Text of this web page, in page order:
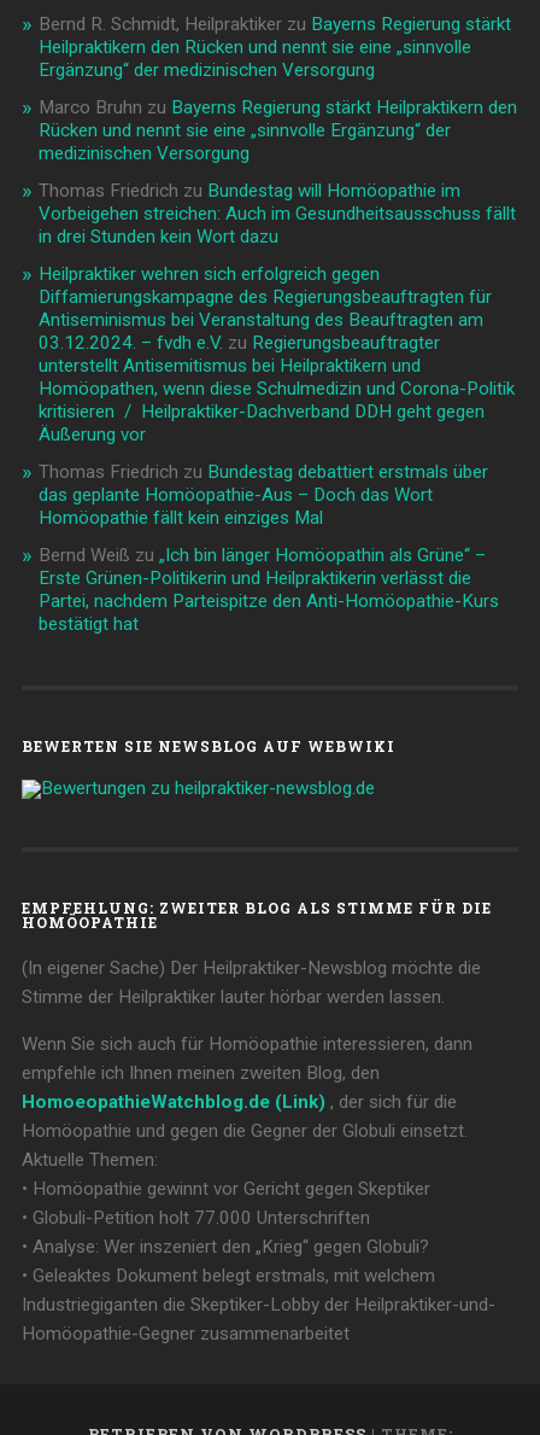
Bernd R. Schmidt, Heilpraktikerzu Bayerns Regierung stärkt
Heilpraktikern den Rücken und nennt sie eine „sinnvolle
Ergänzung“ der medizinischen Versorgung
Marco Bruhn zu Bayerns Regierung stärkt Heilpraktikern den
Rücken und nennt sie eine „sinnvolle Ergänzung“ der
medizinischen Versorgung
Thomas Friedrich zu Bundestag will Homöopathie im
Vorbeigehen streichen: Auch im Gesundheitsausschuss fällt
in drei Stunden kein Wort dazu
Heilpraktiker wehren sich erfolgreich gegen
Diffamierungskampagne des Regierungsbeauftragten für
Antiseminismus bei Veranstaltung des Beauftragten am
03.12.2024. – fvdh e.V. zu Regierungsbeauftragter
unterstellt Antisemitismus bei Heilpraktikern und
Homöopathen, wenn diese Schulmedizin und Corona-Politik
kritisieren / Heilpraktiker-Dachverband DDH geht gegen
Äußerung vor
Thomas Friedrich zu Bundestag debattiert erstmals über
das geplante Homöopathie-Aus – Doch das Wort
Homöopathie fällt kein einziges Mal
Bernd Weiß zu „Ich bin länger Homöopathin als Grüne“ –
Erste Grünen-Politikerin und Heilpraktikerin verlässt die
Partei, nachdem Parteispitze den Anti-Homöopathie-Kurs
bestätigt hat
BEWERTEN SIE NEWSBLOG AUF WEBWIKI
EMPFEHLUNG: ZWEITER BLOG ALS STIMME FÜR DIE
HOMÖOPATHIE
(In eigener Sache) Der Heilpraktiker-Newsblog möchte die
Stimme der Heilpraktiker lauter hörbar werden lassen.
Wenn Sie sich auch für Homöopathie interessieren, dann
empfehle ich Ihnen meinen zweiten Blog, den
HomoeopathieWatchblog.de (Link) , der sich für die
Homöopathie und gegen die Gegner der Globuli einsetzt.
Aktuelle Themen:
• Homöopathie gewinnt vor Gericht gegen Skeptiker
• Globuli-Petition holt 77.000 Unterschriften
• Analyse: Wer inszeniert den „Krieg“ gegen Globuli?
• Geleaktes Dokument belegt erstmals, mit welchem
Industriegiganten die Skeptiker-Lobby der Heilpraktiker-und-
Homöopathie-Gegner zusammenarbeitet